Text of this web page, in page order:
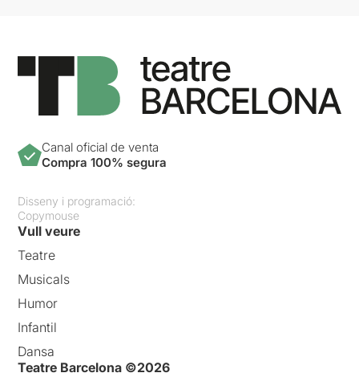
Canal oficial de venta
Compra 100% segura
Disseny i programació:
Copymouse
Vull veure
Teatre
Musicals
Humor
Infantil
Dansa
Teatre Barcelona ©2026